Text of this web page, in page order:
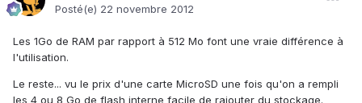
Posté(e) 22 novembre 2012
Les 1Go de RAM par rapport à 512 Mo font une vraie différence à
l'utilisation.
Le reste... vu le prix d'une carte MicroSD une fois qu'on a rempli
les 4 ou 8 Go de flash interne facile de rajouter du stockage.